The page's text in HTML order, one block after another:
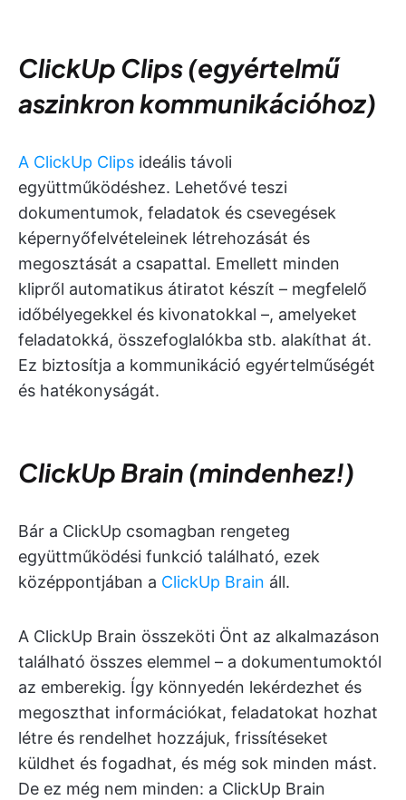
ClickUp Clips (egyértelmű
aszinkron kommunikációhoz)
A ClickUp Clips ideális távoli
együttműködéshez. Lehetővé teszi
dokumentumok, feladatok és csevegések
képernyőfelvételeinek létrehozását és
megosztását a csapattal. Emellett minden
klipről automatikus átiratot készít – megfelelő
időbélyegekkel és kivonatokkal –, amelyeket
feladatokká, összefoglalókba stb. alakíthat át.
Ez biztosítja a kommunikáció egyértelműségét
és hatékonyságát.
ClickUp Brain (mindenhez!)
Bár a ClickUp csomagban rengeteg
együttműködési funkció található, ezek
középpontjában a ClickUp Brain áll.
A ClickUp Brain összeköti Önt az alkalmazáson
található összes elemmel – a dokumentumoktól
az emberekig. Így könnyedén lekérdezhet és
megoszthat információkat, feladatokat hozhat
létre és rendelhet hozzájuk, frissítéseket
küldhet és fogadhat, és még sok minden mást.
De ez még nem minden: a ClickUp Brain